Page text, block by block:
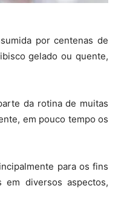
por centenas de
gelado ou quente,
da rotina de muitas
em pouco tempo os
para os fins
em diversos aspectos,